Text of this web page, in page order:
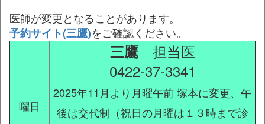
医師が変更となることがあります。
予約サイト(三鷹)をご確認ください。
曜日
三鷹担当医
0422-37-3341
2025年11月より月曜午前 塚本に変更、午
後は交代制（祝日の月曜は１３時まで診